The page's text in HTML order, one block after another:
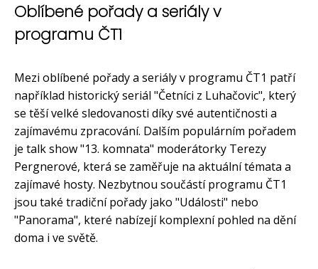
Oblíbené pořady a seriály v
programu ČT1
Mezi oblíbené pořady a seriály v programu ČT1 patří
například historický seriál "Četníci z Luhačovic", který
se těší velké sledovanosti díky své autentičnosti a
zajímavému zpracování. Dalším populárním pořadem
je talk show "13. komnata" moderátorky Terezy
Pergnerové, která se zaměřuje na aktuální témata a
zajímavé hosty. Nezbytnou součástí programu ČT1
jsou také tradiční pořady jako "Události" nebo
"Panorama", které nabízejí komplexní pohled na dění
doma i ve světě.